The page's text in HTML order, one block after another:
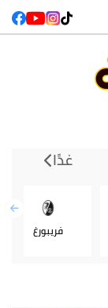
غدًا
فريبورغ